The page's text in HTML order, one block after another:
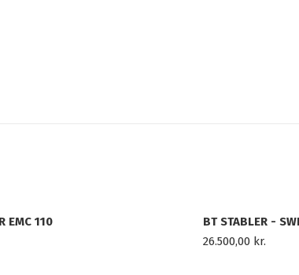
EMC 110
BT STABLER -
26.500,00 kr.